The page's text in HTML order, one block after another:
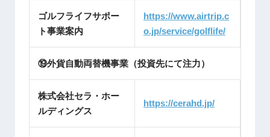
ゴルフライフサポー
ト事業案内
https://www.airtrip.c
o.jp/service/golflife/
⑲外貨自動両替機事業（投資先にて注力）
株式会社セラ・ホー
ルディングス
https://cerahd.jp/